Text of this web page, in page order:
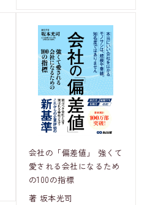
会社の「偏差値」 強くて
愛される会社になるため
の100の指標
著 坂本光司